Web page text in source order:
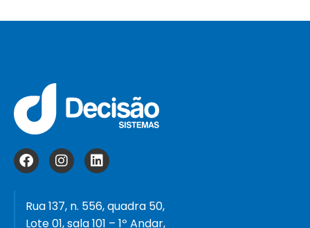
Rua 137, n. 556, quadra 50,
Lote 01, sala 101 – 1º Andar,